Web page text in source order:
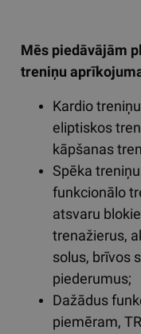
Mēs piedāvājām
treniņu
Kardio
eliptiskos
kāpšanas
Spēka
funkcionālo
atsvaru
trenažierus,
solus, brīvos
piederumus;
Dažādus
piemēram,